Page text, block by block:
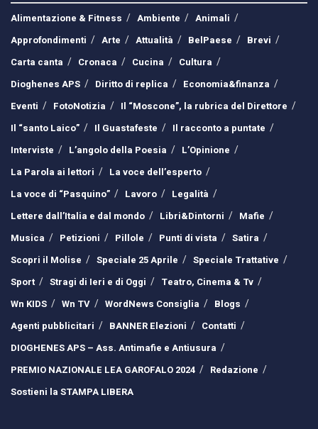
Alimentazione & Fitness
Ambiente
Animali
Approfondimenti
Arte Attualità BelPaese
Brevi
Carta canta
Cronaca Cucina
Cultura
Dioghenes APS
Diritto di replica
Economia&finanza
Eventi
FotoNotizia
Il “Moscone”, la rubrica del Direttore
Il “santo Laico”
Il Guastafeste
Il racconto a puntate
Interviste
L’angolo della Poesia
L’Opinione
La Parola ai lettori
La voce dell’esperto
La voce di “Pasquino”
Lavoro
Legalità
Lettere dall’Italia e dal mondo
Libri&Dintorni
Mafie
Musica
Petizioni Pillole Punti di vista
Satira
Scopri il Molise
Speciale 25 Aprile
Speciale Trattative
Sport
Stragi di Ieri e di Oggi
Teatro, Cinema & Tv
Wn KIDS
Wn TV WordNews Consiglia
Blogs
Agenti pubblicitari
BANNER Elezioni
Contatti
DIOGHENES APS – Ass. Antimafie e Antiusura
PREMIO NAZIONALE LEA GAROFALO 2024
Redazione
Sostieni la STAMPA LIBERA